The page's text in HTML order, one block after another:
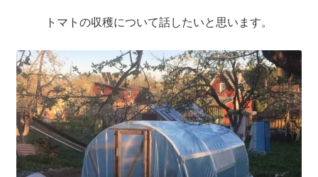
書籍カバー
パンフレット・カード入れ
聖句プレート
ブログ
トマトの収穫について話したいと思います。